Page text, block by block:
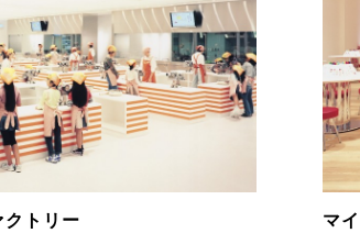
クトリー マイ